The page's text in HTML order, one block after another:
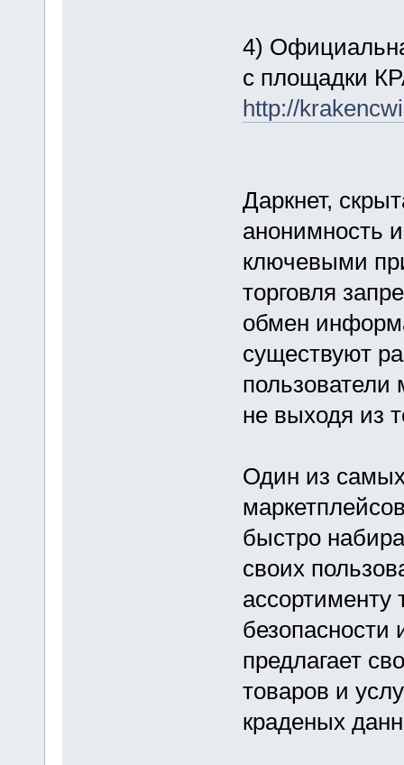
4)
с площадки
http://
Даркнет,
анонимность
ключевыми
торговля
обмен
существуют
пользователи
не выходя из
Один из
быстро
своих
безопасности
предлагает
товаров и
краденых